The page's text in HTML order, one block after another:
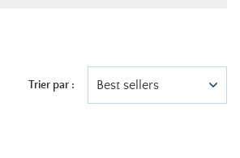
Trier par : Best sellers